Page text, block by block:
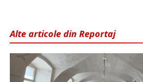
Alte articole din Reportaj